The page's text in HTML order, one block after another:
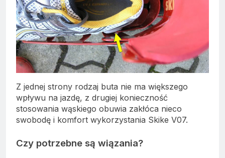
Z jednej strony rodzaj buta nie ma większego
wpływu na jazdę, z drugiej konieczność
stosowania wąskiego obuwia zakłóca nieco
swobodę i komfort wykorzystania Skike V07.
Czy potrzebne są wiązania?